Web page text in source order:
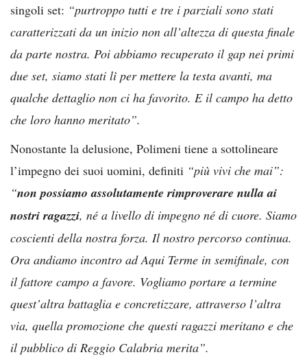
singoli set: “purtroppo tutti e tre i parziali sono stati
caratterizzati da un inizio non all’altezza di questa finale
da parte nostra. Poi abbiamo recuperato il gap nei primi
due set, siamo stati lì per mettere la testa avanti, ma
qualche dettaglio non ci ha favorito. E il campo ha detto
che loro hanno meritato”.
Nonostante la delusione, Polimeni tiene a sottolineare
l’impegno dei suoi uomini, definiti “più vivi che mai”:
“non possiamo assolutamente rimproverare nulla ai
nostri ragazzi, né a livello di impegno né di cuore. Siamo
coscienti della nostra forza. Il nostro percorso continua.
Ora andiamo incontro ad Aqui Terme in semifinale, con
il fattore campo a favore. Vogliamo portare a termine
quest’altra battaglia e concretizzare, attraverso l’altra
via, quella promozione che questi ragazzi meritano e che
il pubblico di Reggio Calabria merita”.